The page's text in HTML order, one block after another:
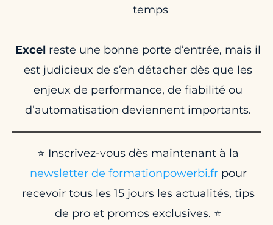
temps
Excel reste une bonne porte d’entrée, mais il
est judicieux de s’en détacher dès que les
enjeux de performance, de fiabilité ou
d’automatisation deviennent importants.
⭐ Inscrivez-vous dès maintenant à la
newsletter de formationpowerbi.frpour
recevoir tous les 15 jours les actualités, tips
de pro et promos exclusives. ⭐